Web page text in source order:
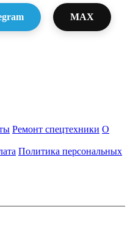
MAX
Ремонт спецтехники О
Политика персональных